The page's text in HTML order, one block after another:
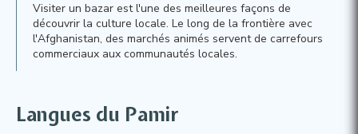
Visiter un bazar est l'une des meilleures façons de
découvrir la culture locale. Le long de la frontière avec
l'Afghanistan, des marchés animés servent de carrefours
commerciaux aux communautés locales.
Langues du Pamir​